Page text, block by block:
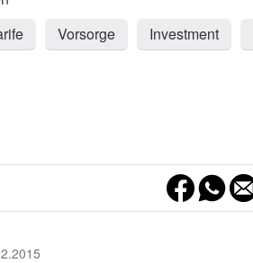
Vorsorge Investment